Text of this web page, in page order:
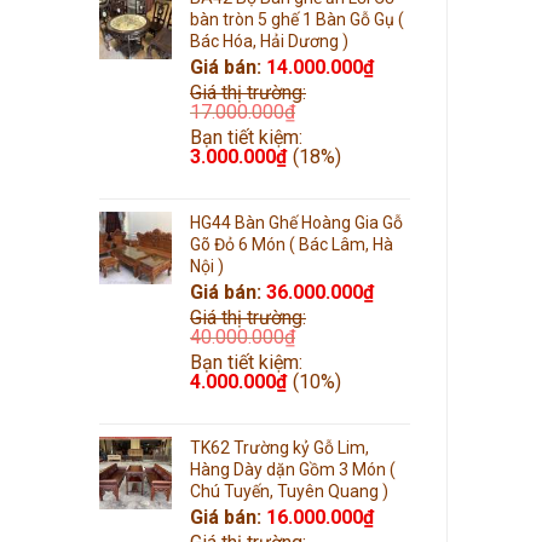
bàn tròn 5 ghế 1 Bàn Gỗ Gụ (
Bác Hóa, Hải Dương )
Giá bán: 14.000.000₫
Giá thị trường:
17.000.000₫
Bạn tiết kiệm:
3.000.000₫ (18%)
HG44 Bàn Ghế Hoàng Gia Gỗ
Gõ Đỏ 6 Món ( Bác Lâm, Hà
Nội )
Giá bán: 36.000.000₫
Giá thị trường:
40.000.000₫
Bạn tiết kiệm:
4.000.000₫ (10%)
TK62 Trường kỷ Gỗ Lim,
Hàng Dày dặn Gồm 3 Món (
Chú Tuyến, Tuyên Quang )
Giá bán: 16.000.000₫